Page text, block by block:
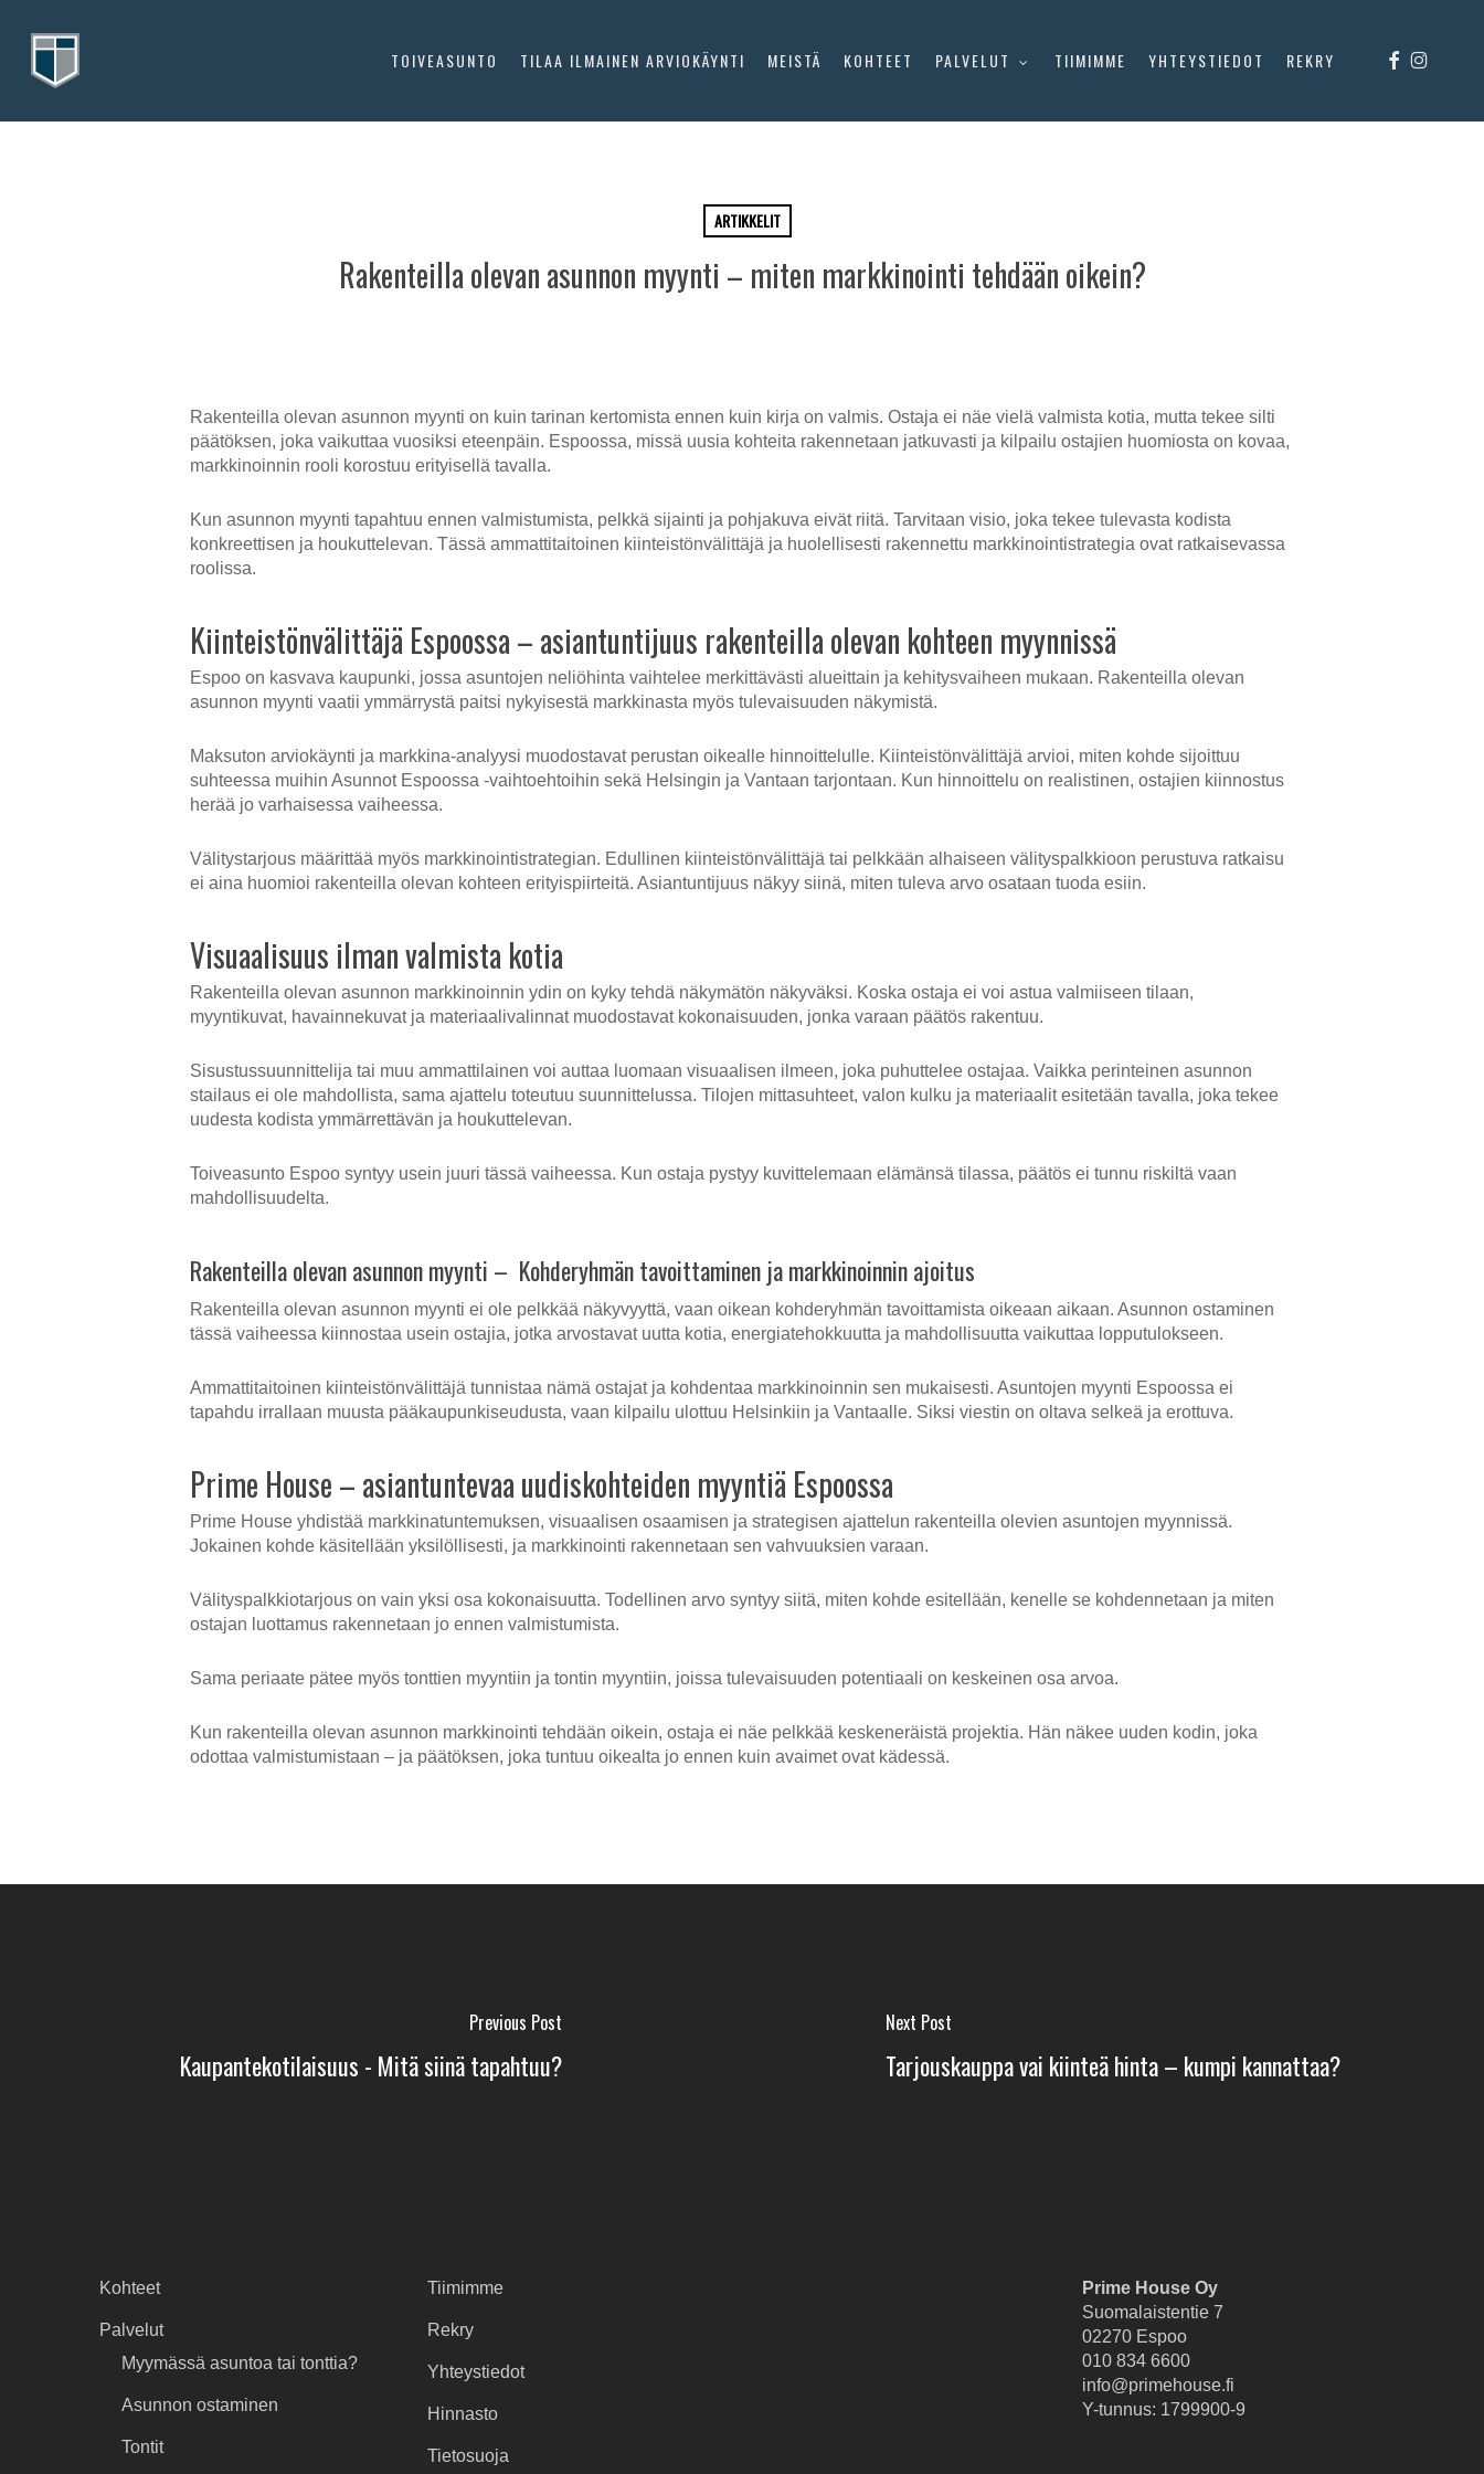
content
TOIVEASUNTO TILAA ILMAINEN ARVIOKÄYNTI MEISTÄ KOHTEET PALVELUT TIIMIMME YHTEYSTIEDOT REKRY FACEBOOK
ARTIKKELIT
Rakenteilla olevan asunnon myynti – miten markkinointi tehdään oikein?
Rakenteilla olevan asunnon myynti on kuin tarinan kertomista ennen kuin kirja on valmis. Ostaja ei näe vielä valmista kotia, mutta tekee silti
päätöksen, joka vaikuttaa vuosiksi eteenpäin. Espoossa, missä uusia kohteita rakennetaan jatkuvasti ja kilpailu ostajien huomiosta on kovaa,
markkinoinnin rooli korostuu erityisellä tavalla.
Kun asunnon myynti tapahtuu ennen valmistumista, pelkkä sijainti ja pohjakuva eivät riitä. Tarvitaan visio, joka tekee tulevasta kodista
konkreettisen ja houkuttelevan. Tässä ammattitaitoinen kiinteistönvälittäjä ja huolellisesti rakennettu markkinointistrategia ovat ratkaisevassa
roolissa.
Kiinteistönvälittäjä Espoossa – asiantuntijuus rakenteilla olevan kohteen myynnissä
Espoo on kasvava kaupunki, jossa asuntojen neliöhinta vaihtelee merkittävästi alueittain ja kehitysvaiheen mukaan. Rakenteilla olevan
asunnon myynti vaatii ymmärrystä paitsi nykyisestä markkinasta myös tulevaisuuden näkymistä.
Maksuton arviokäynti ja markkina-analyysi muodostavat perustan oikealle hinnoittelulle. Kiinteistönvälittäjä arvioi, miten kohde sijoittuu
suhteessa muihin Asunnot Espoossa -vaihtoehtoihin sekä Helsingin ja Vantaan tarjontaan. Kun hinnoittelu on realistinen, ostajien kiinnostus
herää jo varhaisessa vaiheessa.
Välitystarjous määrittää myös markkinointistrategian. Edullinen kiinteistönvälittäjä tai pelkkään alhaiseen välityspalkkioon perustuva ratkaisu
ei aina huomioi rakenteilla olevan kohteen erityispiirteitä. Asiantuntijuus näkyy siinä, miten tuleva arvo osataan tuoda esiin.
Visuaalisuus ilman valmista kotia
Rakenteilla olevan asunnon markkinoinnin ydin on kyky tehdä näkymätön näkyväksi. Koska ostaja ei voi astua valmiiseen tilaan,
myyntikuvat, havainnekuvat ja materiaalivalinnat muodostavat kokonaisuuden, jonka varaan päätös rakentuu.
Sisustussuunnittelija tai muu ammattilainen voi auttaa luomaan visuaalisen ilmeen, joka puhuttelee ostajaa. Vaikka perinteinen asunnon
stailaus ei ole mahdollista, sama ajattelu toteutuu suunnittelussa. Tilojen mittasuhteet, valon kulku ja materiaalit esitetään tavalla, joka tekee
uudesta kodista ymmärrettävän ja houkuttelevan.
Toiveasunto Espoo syntyy usein juuri tässä vaiheessa. Kun ostaja pystyy kuvittelemaan elämänsä tilassa, päätös ei tunnu riskiltä vaan
mahdollisuudelta.
Rakenteilla olevan asunnon myynti – Kohderyhmän tavoittaminen ja markkinoinnin ajoitus
Rakenteilla olevan asunnon myynti ei ole pelkkää näkyvyyttä, vaan oikean kohderyhmän tavoittamista oikeaan aikaan. Asunnon ostaminen
tässä vaiheessa kiinnostaa usein ostajia, jotka arvostavat uutta kotia, energiatehokkuutta ja mahdollisuutta vaikuttaa lopputulokseen.
Ammattitaitoinen kiinteistönvälittäjä tunnistaa nämä ostajat ja kohdentaa markkinoinnin sen mukaisesti. Asuntojen myynti Espoossa ei
tapahdu irrallaan muusta pääkaupunkiseudusta, vaan kilpailu ulottuu Helsinkiin ja Vantaalle. Siksi viestin on oltava selkeä ja erottuva.
Prime House – asiantuntevaa uudiskohteiden myyntiä Espoossa
Prime House yhdistää markkinatuntemuksen, visuaalisen osaamisen ja strategisen ajattelun rakenteilla olevien asuntojen myynnissä.
Jokainen kohde käsitellään yksilöllisesti, ja markkinointi rakennetaan sen vahvuuksien varaan.
Välityspalkkiotarjous on vain yksi osa kokonaisuutta. Todellinen arvo syntyy siitä, miten kohde esitellään, kenelle se kohdennetaan ja miten
ostajan luottamus rakennetaan jo ennen valmistumista.
Sama periaate pätee myös tonttien myyntiin ja tontin myyntiin, joissa tulevaisuuden potentiaali on keskeinen osa arvoa.
Kun rakenteilla olevan asunnon markkinointi tehdään oikein, ostaja ei näe pelkkää keskeneräistä projektia. Hän näkee uuden kodin, joka
odottaa valmistumistaan – ja päätöksen, joka tuntuu oikealta jo ennen kuin avaimet ovat kädessä.
Previous Post
Kaupantekotilaisuus - Mitä siinä tapahtuu?
Next Post
Tarjouskauppa vai kiinteä hinta – kumpi kannattaa?
Kohteet
Palvelut
Myymässä asuntoa tai tonttia?
Asunnon ostaminen
Tontit
Tiimimme
Rekry
Yhteystiedot
Hinnasto
Tietosuoja
Prime House Oy
Suomalaistentie 7
02270 Espoo
010 834 6600
info@primehouse.fi
Y-tunnus: 1799900-9